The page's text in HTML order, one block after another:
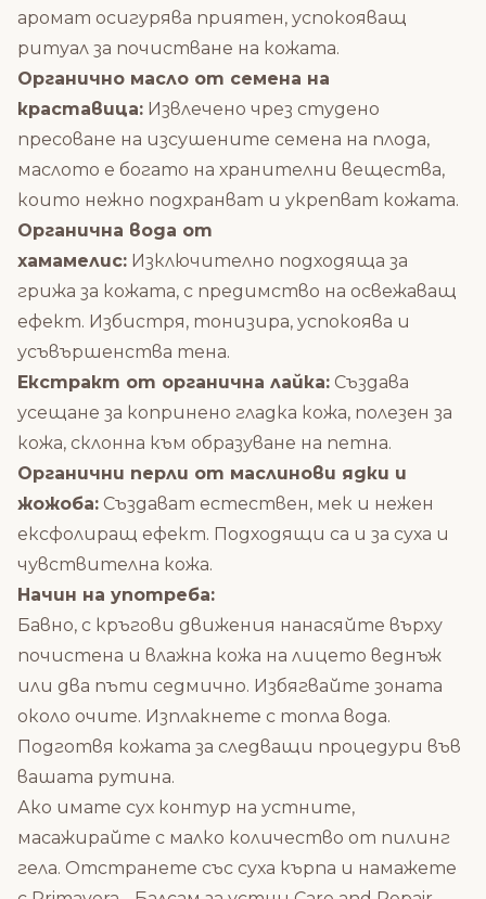
аромат осигурява приятен, успокояващ
ритуал за почистване на кожата.
Органично масло от семена на
краставица: Извлечено чрез студено
пресоване на изсушените семена на плода,
маслото е богато на хранителни вещества,
които нежно подхранват и укрепват кожата.
Органична вода от
хамамелис: Изключително подходяща за
грижа за кожата, с предимство на освежаващ
ефект. Избистря, тонизира, успокоява и
усъвършенства тена.
Екстракт от органична лайка: Създава
усещане за копринено гладка кожа, полезен за
кожа, склонна към образуване на петна.
Органични перли от маслинови ядки и
жожоба: Създават естествен, мек и нежен
ексфолиращ ефект. Подходящи са и за суха и
чувствителна кожа.
Начин на употреба:
Бавно, с кръгови движения нанасяйте върху
почистена и влажна кожа на лицето веднъж
или два пъти седмично. Избягвайте зоната
около очите. Изплакнете с топла вода.
Подготвя кожата за следващи процедури във
вашата рутина.
Ако имате сух контур на устните,
масажирайте с малко количество от пилинг
гела. Отстранете със суха кърпа и намажете